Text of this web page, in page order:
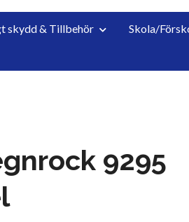
skydd & Tillbehör
Skola/
9295